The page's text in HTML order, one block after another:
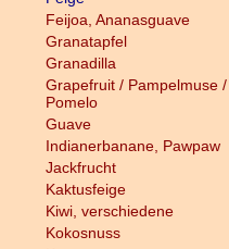
Feijoa, Ananasguave
Granatapfel
Granadilla
Grapefruit / Pampelmuse /
Pomelo
Guave
Indianerbanane, Pawpaw
Jackfrucht
Kaktusfeige
Kiwi, verschiedene
Kokosnuss